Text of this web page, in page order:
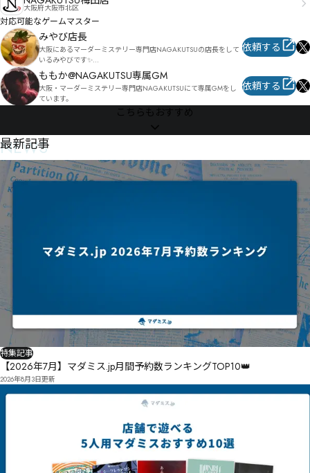
大阪府大阪市北区
対応可能なゲームマスター
みやび店長
大阪にあるマーダーミステリー専門店NAGAKUTSUの店長をして
いるみやびです✨
みんな仲良くがモットーなので、ぜひお気軽に話しかけてくださ
い✨
依頼する
ももか@NAGAKUTSU専属GM
大阪・マーダーミステリー専門店NAGAKUTSUにて専属GMをし
ています。
依頼する
こちらもおすすめ
NEWS
最新記事
特集記事
【2026年7月】マダミス.jp月間予約数ランキングTOP10👑
2026年8月3日更新